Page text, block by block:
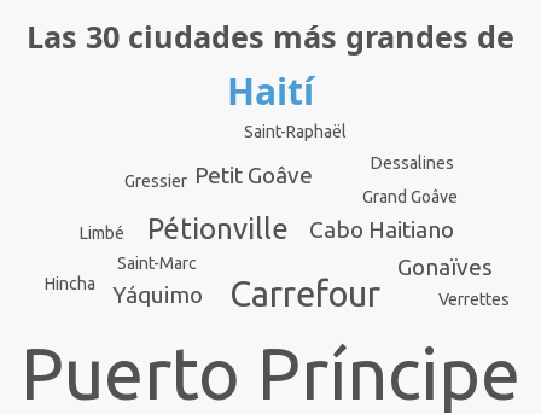
Las 30 ciudades más grandes de
Haití
Puerto Príncipe
Carrefour
Pétionville
Yáquimo
Cabo Haitiano
Petit Goâve
Gonaïves
Saint-Marc
Grand Goâve
Verrettes
Saint-Raphaël
Limbé
Gressier
Hincha
Dessalines